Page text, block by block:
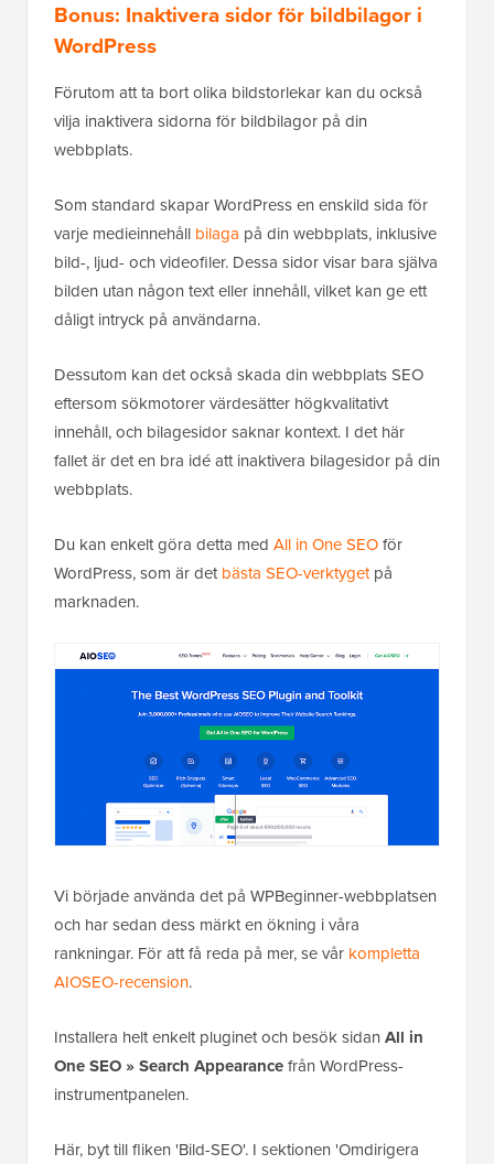
Bonus: Inaktivera sidor för bildbilagor i
WordPress
Förutom att ta bort olika bildstorlekar kan du också
vilja inaktivera sidorna för bildbilagor på din
webbplats.
Som standard skapar WordPress en enskild sida för
varje medieinnehåll bilaga på din webbplats, inklusive
bild-, ljud- och videofiler. Dessa sidor visar bara själva
bilden utan någon text eller innehåll, vilket kan ge ett
dåligt intryck på användarna.
Dessutom kan det också skada din webbplats SEO
eftersom sökmotorer värdesätter högkvalitativt
innehåll, och bilagesidor saknar kontext. I det här
fallet är det en bra idé att inaktivera bilagesidor på din
webbplats.
Du kan enkelt göra detta med All in One SEOför
WordPress, som är detbästa SEO-verktygetpå
marknaden.
Vi började använda det på WPBeginner-webbplatsen
och har sedan dess märkt en ökning i våra
rankningar. För att få reda på mer, se vår kompletta
AIOSEO-recension.
Installera helt enkelt pluginet och besök sidan All in
One SEO » Search Appearancefrån WordPress-
instrumentpanelen.
Här, byt till fliken 'Bild-SEO'. I sektionen 'Omdirigera